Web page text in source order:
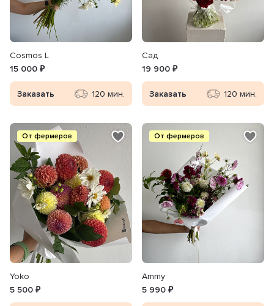
Сosmos L
15 000 ₽
Заказать 120 мин.
Сад
19 900 ₽
Заказать 120 мин.
От фермеров
Yoko
5 500 ₽
От фермеров
Ammy
5 990 ₽